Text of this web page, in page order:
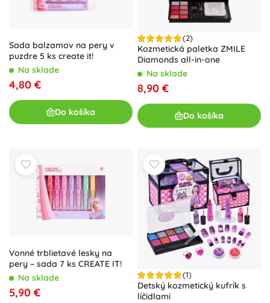
Sada balzamov na pery v
puzdre 5 ks create it!
Na sklade
4,80 €
Do košíka
(2)
Kozmetická paletka ZMILE
Diamonds all-in-one
Na sklade
8,90 €
Do košíka
Vonné trblietavé lesky na
pery – sada 7 ks CREATE IT!
Na sklade
5,90 €
(1)
Detský kozmetický kufrík s
líčidlami